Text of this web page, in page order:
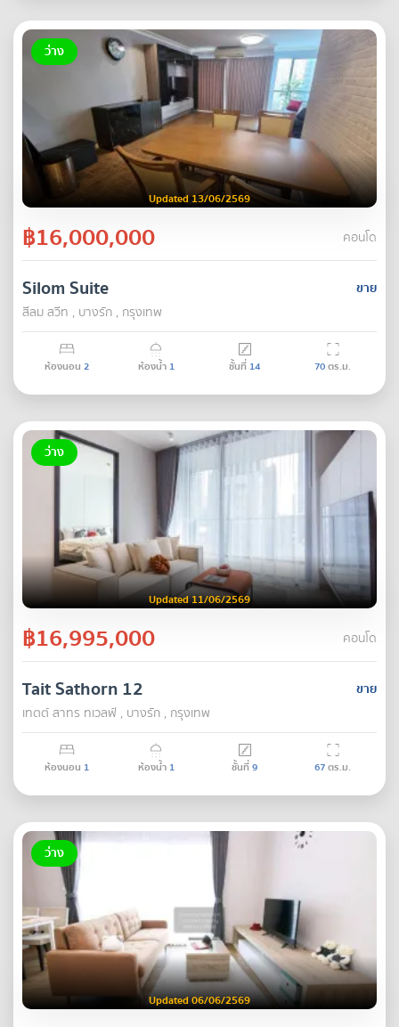
ว่าง
Updated 13/06/2569
฿16,000,000 คอนโด
ขาย
Silom Suite
สีลม สวีท , บางรัก , กรุงเทพ
ห้องนอน 2 ห้องน้ำ 1 ชั้นที่ 14 70ตร.ม.
ว่าง
Updated 11/06/2569
฿16,995,000 คอนโด
ขาย
Tait Sathorn 12
เทตต์ สาทร ทเวลฟ์ , บางรัก , กรุงเทพ
ห้องนอน 1 ห้องน้ำ 1 ชั้นที่9 67ตร.ม.
ว่าง
Updated 06/06/2569